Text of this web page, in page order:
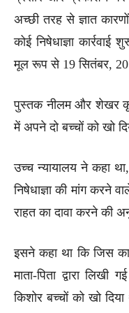
अच्छी तरह से ज्ञात
कोई निषेधाज्ञा
मूल रूप से 19 सितंबर,
पुस्तक नीलम और शेखर
में अपने दो बच्चों को खो
उच्च न्यायालय ने कहा था,
निषेधाज्ञा की मांग करने
राहत का दावा करने की
इसने कहा था कि जिस
माता-पिता द्वारा लिखी
किशोर बच्चों को खो